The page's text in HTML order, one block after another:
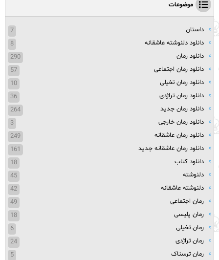
موضوعات
داستان
7
دانلود دلنوشته عاشقانه
8
دانلود رمان
290
دانلود رمان اجتماعی
57
دانلود رمان تخیلی
10
دانلود رمان تراژدی
36
دانلود رمان جدید
264
دانلود رمان خارجی
3
دانلود رمان عاشقانه
249
دانلود رمان عاشقانه جدید
161
دانلود کتاب
18
دلنوشته
45
دلنوشته عاشقانه
42
رمان اجتماعی
49
رمان پلیسی
18
رمان تخیلی
6
رمان تراژدی
24
رمان ترسناک
5